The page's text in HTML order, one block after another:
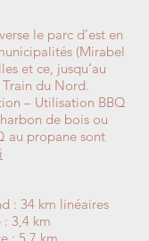
le parc d’est en
(Mirabel
et ce, jusqu’au
Train du Nord.
– Utilisation BBQ
de bois ou
au propane sont
: 34 km linéaires
: 3,4 km